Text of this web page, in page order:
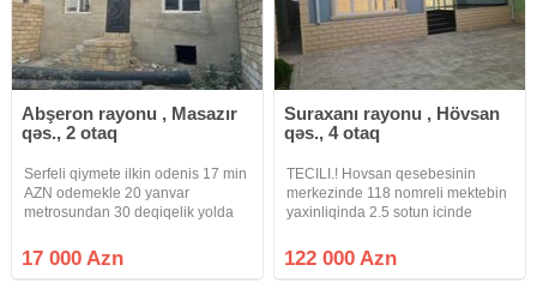
Abşeron rayonu , Masazır
qəs., 2 otaq
Serfeli qiymete ilkin odenis 17 min
AZN odemekle 20 yanvar
metrosundan 30 deqiqelik yolda
arali temirsiz 2 otaqli heyet evi
sifarisle tikilir. 2 geniw otaq sanitaq
17 000 Azn
Suraxanı rayonu , Hövsan
qəs., 4 otaq
TECILI.! Hovsan qesebesinin
merkezinde 118 nomreli mektebin
yaxinliqinda 2.5 sotun icinde
satilir evin insasinda butun
STRANDARTLARA riayet olunub
122 000 Azn